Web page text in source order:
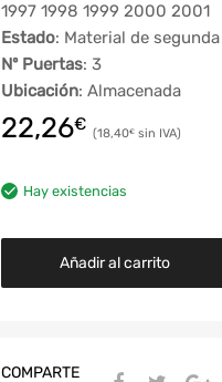
1997 1998 1999 2000 2001
Estado: Material de
Nº Puertas: 3
Ubicación: Almacenada
22,26€ 18,40€
Hay existencias
Añadir al carrito
COMPARTE